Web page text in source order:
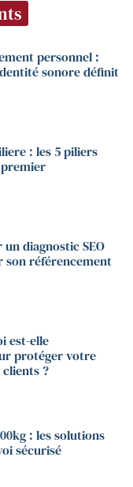
personnel :
sonore définit
: les 5 piliers
diagnostic SEO
son référencement
est-elle
protéger votre
?
: les solutions
sécurisé